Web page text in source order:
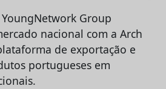
Group
nacional com a Arch
de exportação e
portugueses em